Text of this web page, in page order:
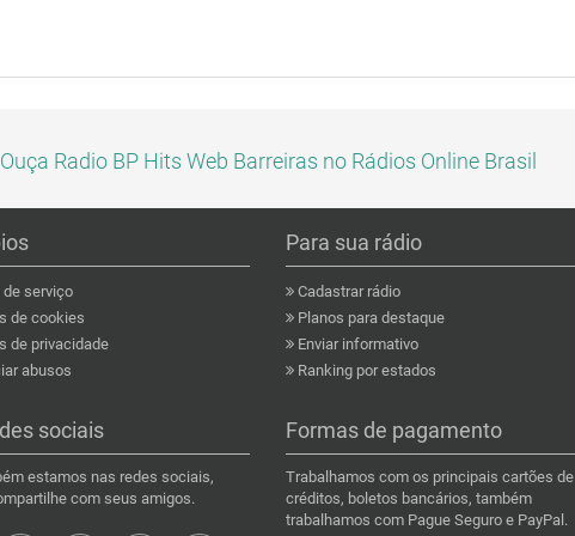
Ouça Radio BP Hits Web Barreiras no Rádios Online Brasil
serviço
de cookies
de privacidade
abusos
Para sua rádio
Cadastrar rádio
Planos para destaque
Enviar informativo
Ranking por estados
sociais
estamos nas redes sociais,
com seus amigos.
Formas de pagamento
Trabalhamos com os principais cartões de
créditos, boletos bancários, também
trabalhamos com Pague Seguro e PayPal.